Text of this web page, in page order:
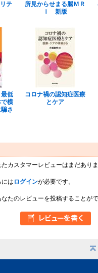
テ
所見からせまる脳ＭＲ
Ｉ 新版
低
横
さ
コロナ禍の認知症医療
とケア
カスタマーレビューはまだありま
は ログインが必要です。
たのレビューを投稿することがで